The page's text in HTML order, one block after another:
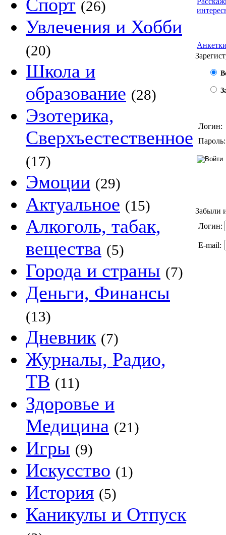
Спорт (26)
Увлечения и Хобби
(20)
Школа и
образование (28)
Эзотерика,
Сверхъестественное
(17)
Эмоции (29)
Актуальное (15)
Алкоголь, табак,
вещества (5)
Города и страны (7)
Деньги, Финансы
(13)
Дневник (7)
Журналы, Радио,
ТВ (11)
Здоровье и
Медицина (21)
Игры (9)
Искусство (1)
История (5)
Каникулы и Отпуск
Логин:
Пароль:
Забыли
Логин:
E-mail: